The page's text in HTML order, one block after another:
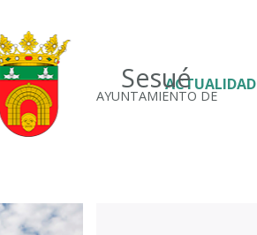
Sesué
AYUNTAMIENTO DE
ACTUALIDAD